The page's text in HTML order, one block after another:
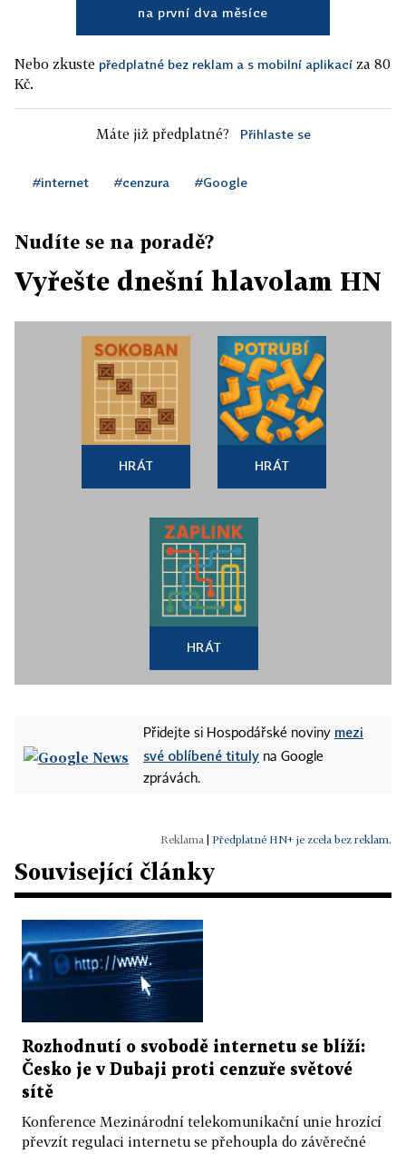
na první dva měsíce
Nebo zkuste předplatné bez reklam a s mobilní aplikací za 80
Kč.
Máte již předplatné? Přihlaste se
#internet #cenzura #Google
Nudíte se na poradě?
Vyřešte dnešní hlavolam HN
HRÁT HRÁT
HRÁT
Přidejte si Hospodářské noviny mezi
své oblíbené tituly na Google
zprávách.
Předplatné HN+ je zcela bez reklam.
Související články
Rozhodnutí o svobodě internetu se blíží:
Česko je v Dubaji proti cenzuře světové
sítě
Konference Mezinárodní telekomunikační unie hrozící
převzít regulaci internetu se přehoupla do závěrečné